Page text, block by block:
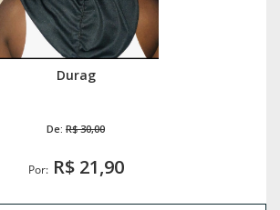
Durag
De: R$ 30,00
Por:R$ 21,90